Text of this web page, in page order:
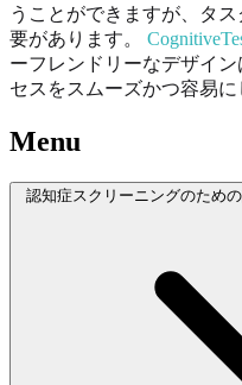
うことができますが、タ
要があります。
ーフレンドリーなデザイ
セスをスムーズかつ容易に
Menu
認知症スクリーニングのため